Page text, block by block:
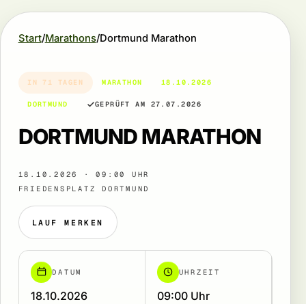
Start Marathons Dortmund Marathon
IN 71 TAGEN MARATHON 18.10.2026
DORTMUND GEPRÜFT AM 27.07.2026
DORTMUND MARATHON
18.10.2026 · 09:00 UHR
FRIEDENSPLATZ DORTMUND
LAUF MERKEN
DATUM
18.10.2026
UHRZEIT
09:00 Uhr